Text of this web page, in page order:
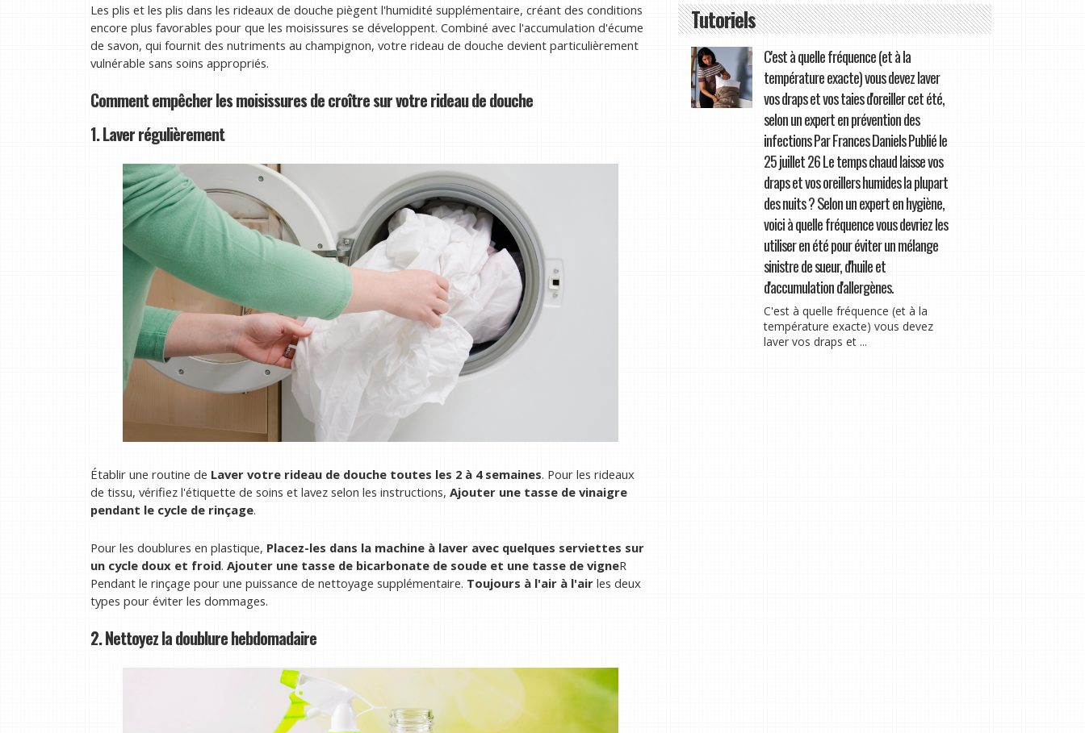
Les plis et les plis dans les rideaux de douche piègent l'humidité supplémentaire, créant des conditions
encore plus favorables pour que les moisissures se développent. Combiné avec l'accumulation d'écume
de savon, qui fournit des nutriments au champignon, votre rideau de douche devient particulièrement
vulnérable sans soins appropriés.
Comment empêcher les moisissures de croître sur votre rideau de douche
1. Laver régulièrement
Établir une routine de Laver votre rideau de douche toutes les 2 à 4 semaines. Pour les rideaux
de tissu, vérifiez l'étiquette de soins et lavez selon les instructions, Ajouter une tasse de vinaigre
pendant le cycle de rinçage.
Pour les doublures en plastique, Placez-les dans la machine à laver avec quelques serviettes sur
un cycle doux et froid. Ajouter une tasse de bicarbonate de soude et une tasse de vigneR
Pendant le rinçage pour une puissance de nettoyage supplémentaire. Toujours à l'air à l'air les deux
types pour éviter les dommages.
2. Nettoyez la doublure hebdomadaire
Tutoriels
C'est à quelle fréquence (et à la
température exacte) vous devez laver
vos draps et vos taies d'oreiller cet été,
selon un expert en prévention des
infections Par Frances Daniels Publié le
25 juillet 26 Le temps chaud laisse vos
draps et vos oreillers humides la plupart
des nuits ? Selon un expert en hygiène,
voici à quelle fréquence vous devriez les
utiliser en été pour éviter un mélange
sinistre de sueur, d'huile et
d'accumulation d'allergènes.
C'est à quelle fréquence (et à la
température exacte) vous devez
laver vos draps et ...